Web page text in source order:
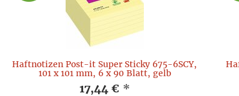
Haftnotizen Post-it Super Sticky 675-6SCY,
101 x 101 mm, 6 x 90 Blatt, gelb
17,44 € *